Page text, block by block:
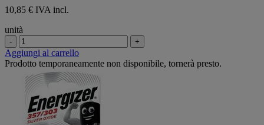
10,85 € IVA incl.
unità
- +
Aggiungi al carrello
Prodotto temporaneamente non disponibile, tornerà presto.